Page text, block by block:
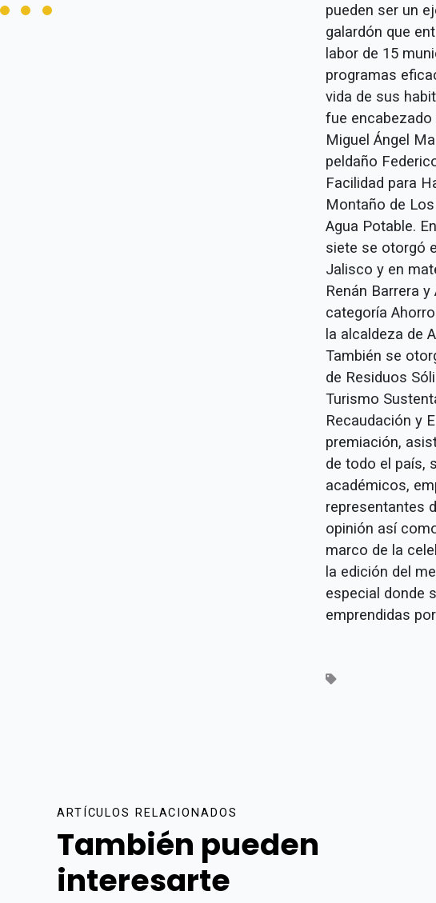
pueden ser un
galardón que
labor de 15
programas
vida de sus
fue encabezado
Miguel Ángel
peldaño
Facilidad para
Montaño de
Agua Potable.
siete se otorgó
Jalisco y en
Renán Barrera
categoría
la alcaldeza de
También se
de Residuos
Turismo
Recaudación y
premiación,
de todo el país,
académicos,
representantes
opinión así
marco de la
la edición del
especial donde
emprendidas
ARTÍCULOS RELACIONADOS
También pueden
interesarte